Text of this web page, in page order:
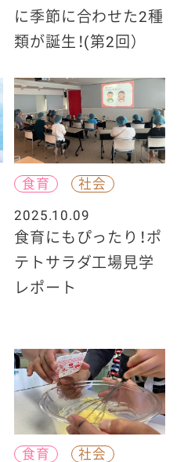
に季節に合わせた2種
類が誕生！(第2回）
食育
社会
2025.10.09
食育にもぴったり！ポ
テトサラダ工場見学
レポート
食育
社会